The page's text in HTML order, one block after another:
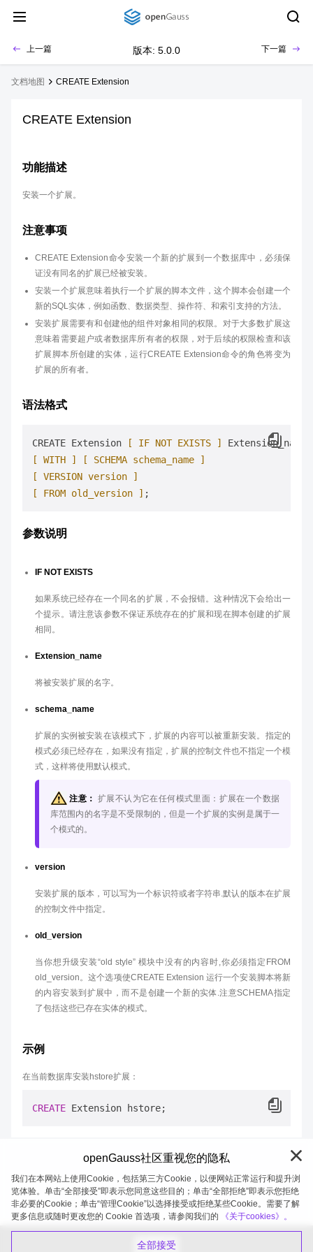
上一篇 版本: 5.0.0 下一篇
文档地图 CREATE Extension
CREATE Extension
功能描述
安装一个扩展。
注意事项
CREATE Extension命令安装一个新的扩展到一个数据库中，必须保
证没有同名的扩展已经被安装。
安装一个扩展意味着执行一个扩展的脚本文件，这个脚本会创建一个
新的SQL实体，例如函数、数据类型、操作符、和索引支持的方法。
安装扩展需要有和创建他的组件对象相同的权限。对于大多数扩展这
意味着需要超户或者数据库所有者的权限，对于后续的权限检查和该
扩展脚本所创建的实体，运行CREATE Extension命令的角色将变为
扩展的所有者。
语法格式
CREATE Extension [ IF NOT EXISTS ]
[ WITH ]
[ SCHEMA schema_name ]
[ VERSION version ]
[ FROM old_version ]
参数说明
IF NOT EXISTS
如果系统已经存在一个同名的扩展，不会报错。这种情况下会给出一
个提示。请注意该参数不保证系统存在的扩展和现在脚本创建的扩展
相同。
Extension_name
将被安装扩展的名字。
schema_name
扩展的实例被安装在该模式下，扩展的内容可以被重新安装。指定的
模式必须已经存在，如果没有指定，扩展的控制文件也不指定一个模
式，这样将使用默认模式。
注意： 扩展不认为它在任何模式里面：扩展在一个数据
库范围内的名字是不受限制的，但是一个扩展的实例是属于一
个模式的。
version
安装扩展的版本，可以写为一个标识符或者字符串.默认的版本在扩展
的控制文件中指定。
old_version
当你想升级安装“old style” 模块中没有的内容时,你必须指定FROM
old_version。这个选项使CREATE Extension 运行一个安装脚本将新
的内容安装到扩展中，而不是创建一个新的实体.注意SCHEMA指定
了包括这些已存在实体的模式。
示例
在当前数据库安装hstore扩展：
CREATE
openGauss 2026-08-06 20:27:41
openGauss社区重视您的隐私
我们在本网站上使用Cookie，包括第三方Cookie，以便网站正常运行和提升浏
览体验。单击“全部接受”即表示您同意这些目的；单击“全部拒绝”即表示您拒绝
非必要的Cookie；单击“管理Cookie”以选择接受或拒绝某些Cookie。需要了解
更多信息或随时更改您的 Cookie 首选项，请参阅我们的
《关于cookies》。
全部接受